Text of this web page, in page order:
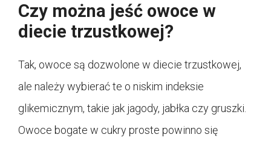
Czy można jeść owoce w
diecie trzustkowej?
Tak, owoce są dozwolone w diecie trzustkowej,
ale należy wybierać te o niskim indeksie
glikemicznym, takie jak jagody, jabłka czy gruszki.
Owoce bogate w cukry proste powinno się